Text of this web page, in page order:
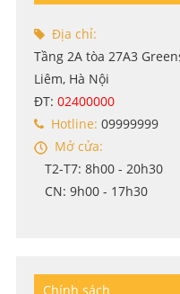
Địa chỉ:
Tầng 2A tòa 27A3
Liêm, Hà Nội
ĐT: 02400000
Hotline: 09999999
Mở cửa:
T2-T7: 8h00 - 20h30
CN: 9h00 - 17h30
Chính sách